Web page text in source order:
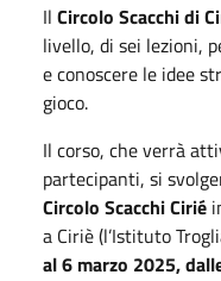
Il Circolo Scacchi di
livello, di sei lezioni,
e conoscere le idee
gioco.
Il corso, che verrà
partecipanti, si
Circolo Scacchi Cirié
a Ciriè (l’Istituto
al 6 marzo 2025,